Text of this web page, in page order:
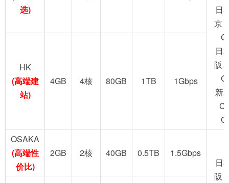
选)
日
京
日
阪
新
HK
(高端建
站)
4GB 4核 80GB 1TB 1Gbps
OSAKA
(高端性
价比)
2GB 2核 40GB 0.5TB
1.5Gbps
日
阪